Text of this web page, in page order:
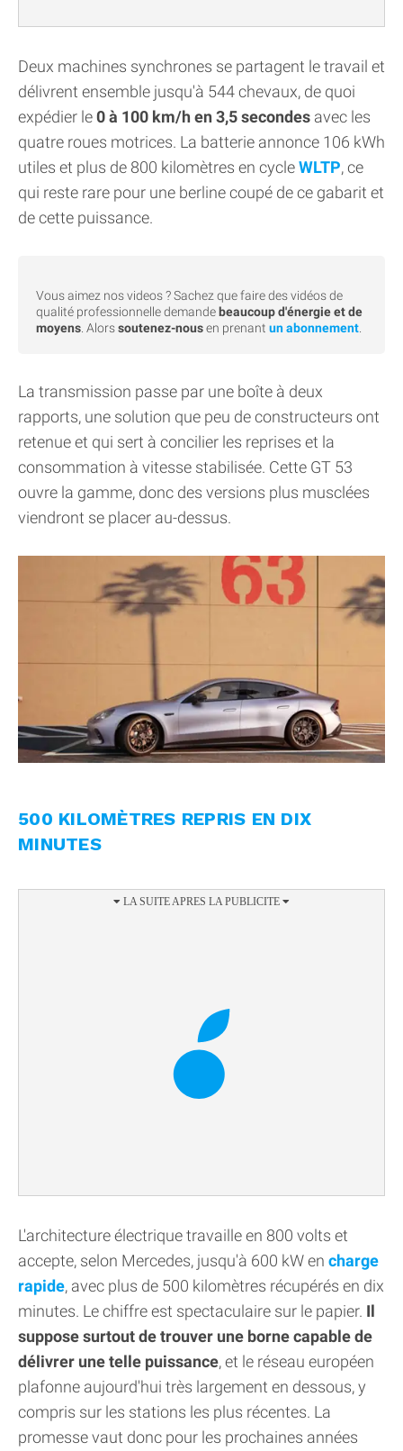
Deux machines synchrones se partagent le travail et
délivrent ensemble jusqu'à 544 chevaux, de quoi
expédier le0 à 100 km/h en 3,5 secondes avec les
quatre roues motrices. La batterie annonce 106 kWh
utiles et plus de 800 kilomètres en cycleWLTP, ce
qui reste rare pour une berline coupé de ce gabarit et
de cette puissance.
Vous aimez nos videos ? Sachez que faire des vidéos de
qualité professionnelle demandebeaucoup d'énergie et de
moyens . Alorssoutenez-nousen prenant un abonnement
La transmission passe par une boîte à deux
rapports, une solution que peu de constructeurs ont
retenue et qui sert à concilier les reprises et la
consommation à vitesse stabilisée. Cette GT 53
ouvre la gamme, donc des versions plus musclées
viendront se placer au-dessus.
500 KILOMÈTRES REPRIS EN DIX
MINUTES
L'architecture électrique travaille en 800 volts et
accepte, selon Mercedes, jusqu'à 600 kW en charge
rapide, avec plus de 500 kilomètres récupérés en dix
minutes. Le chiffre est spectaculaire sur le papier. Il
suppose surtout de trouver une borne capable de
délivrer une telle puissance, et le réseau européen
plafonne aujourd'hui très largement en dessous, y
compris sur les stations les plus récentes. La
promesse vaut donc pour les prochaines années